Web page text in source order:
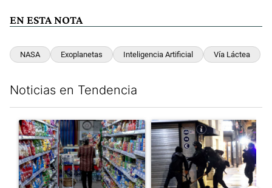
EN ESTA NOTA
NASA Exoplanetas Inteligencia Artificial Vía Láctea
Noticias en Tendencia
Un artículo de tendencia con el título "La inflación en CABA
Un artículo de tendencia con